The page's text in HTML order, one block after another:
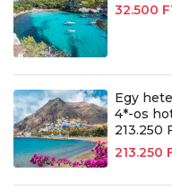
32.500
Egy
4*-os
213.250
213.250